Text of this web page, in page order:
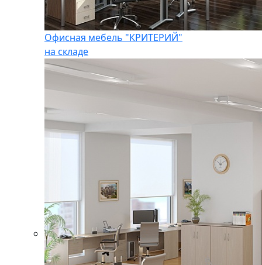
Офисная мебель "КРИТЕРИЙ"
на складе